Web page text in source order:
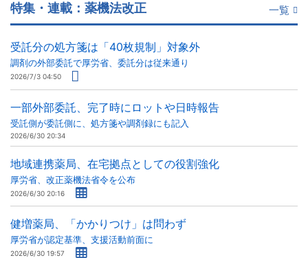
特集・連載：薬機法改正 一覧
受託分の処方箋は「40枚規制」対象外
調剤の外部委託で厚労省、委託分は従来通り
2026/7/3 04:50
一部外部委託、完了時にロットや日時報告
受託側が委託側に、処方箋や調剤録にも記入
2026/6/30 20:34
地域連携薬局、在宅拠点としての役割強化
厚労省、改正薬機法省令を公布
2026/6/30 20:16
健増薬局、「かかりつけ」は問わず
厚労省が認定基準、支援活動前面に
2026/6/30 19:57